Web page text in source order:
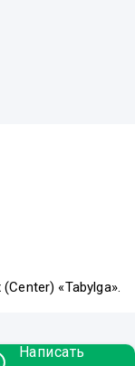
«Tabylga».
Написать